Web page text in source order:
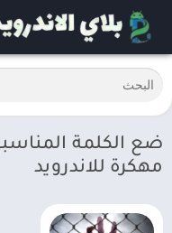
ضع الكلمة
مهكرة للاندرويد